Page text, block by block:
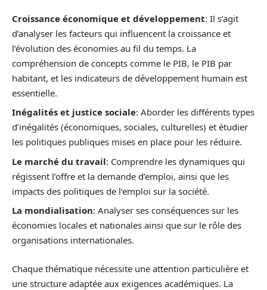
Croissance économique et développement: Il s’agit
d’analyser les facteurs qui influencent la croissance et
l’évolution des économies au fil du temps. La
compréhension de concepts comme le PIB, le PIB par
habitant, et les indicateurs de développement humain est
essentielle.
Inégalités et justice sociale: Aborder les différents types
d’inégalités (économiques, sociales, culturelles) et étudier
les politiques publiques mises en place pour les réduire.
Le marché du travail: Comprendre les dynamiques qui
régissent l’offre et la demande d’emploi, ainsi que les
impacts des politiques de l’emploi sur la société.
La mondialisation: Analyser ses conséquences sur les
économies locales et nationales ainsi que sur le rôle des
organisations internationales.
Chaque thématique nécessite une attention particulière et
une structure adaptée aux exigences académiques. La